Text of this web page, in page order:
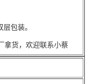
包装。
拿货，欢迎联系小蔡